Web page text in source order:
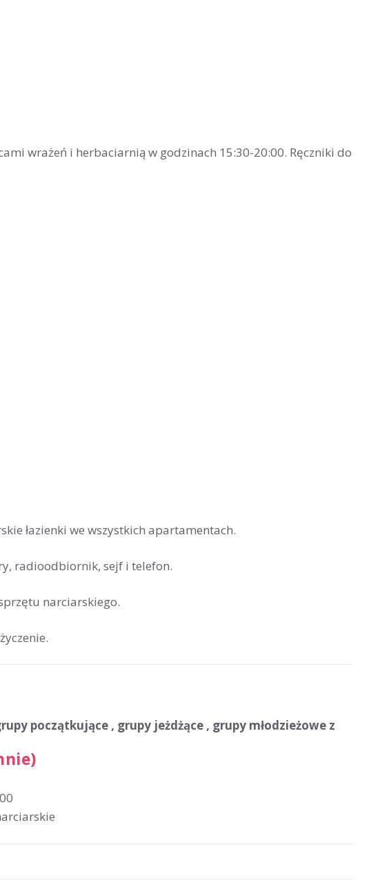
wrażeń i herbaciarnią w godzinach 15:30-20:00. Ręczniki do
łazienki we wszystkich apartamentach.
radioodbiornik, sejf i telefon.
narciarskiego.
początkujące , grupy jeżdżące , grupy młodzieżowe z